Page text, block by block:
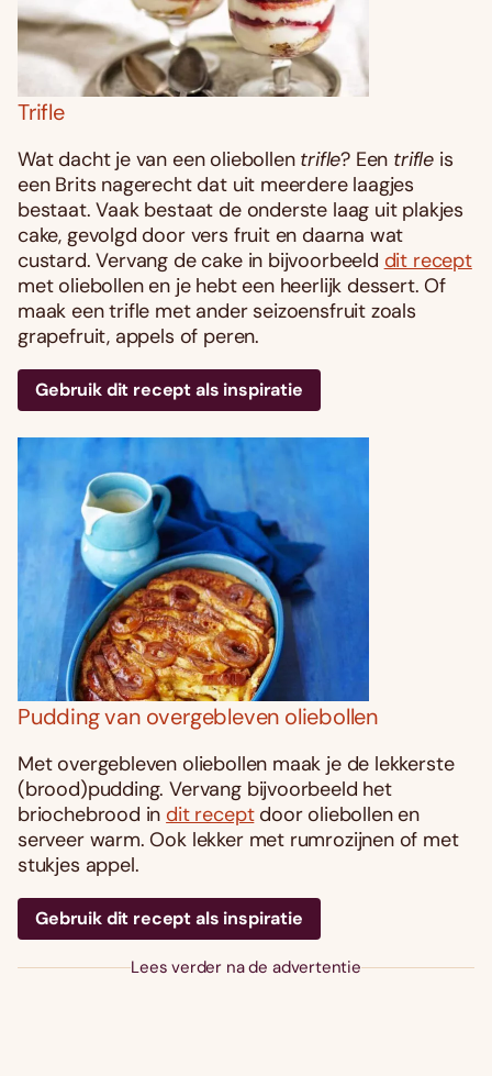
Trifle
Wat dacht je van een oliebollentrifle? Een trifle is
een Brits nagerecht dat uit meerdere laagjes
bestaat. Vaak bestaat de onderste laag uit plakjes
cake, gevolgd door vers fruit en daarna wat
custard. Vervang de cake in bijvoorbeeld dit recept
met oliebollen en je hebt een heerlijk dessert. Of
maak een trifle met ander seizoensfruit zoals
grapefruit, appels of peren.
Gebruik dit recept als inspiratie
Pudding van overgebleven oliebollen
Met overgebleven oliebollen maak je de lekkerste
(brood)pudding. Vervang bijvoorbeeld het
briochebrood in dit receptdoor oliebollen en
serveer warm. Ook lekker met rumrozijnen of met
stukjes appel.
Gebruik dit recept als inspiratie
Lees verder na de advertentie